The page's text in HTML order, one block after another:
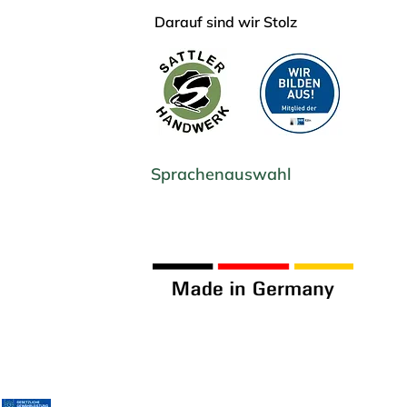
Darauf sind wir Stolz
Sprachenauswahl